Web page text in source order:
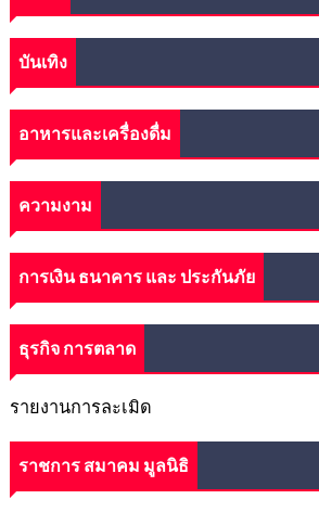
บันเทิง
อาหารและเครื่องดื่ม
ความงาม
การเงิน ธนาคาร และ ประกันภัย
ธุรกิจ การตลาด
รายงานการละเมิด
ราชการ สมาคม มูลนิธิ